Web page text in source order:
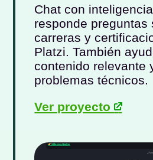
Chat con
responde preguntas
carreras y
Platzi. También
contenido relevante
problemas técnicos.
Ver proyecto-